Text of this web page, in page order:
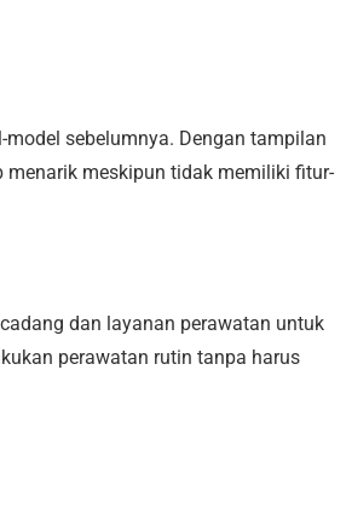
sebelumnya. Dengan tampilan
meskipun tidak memiliki fitur-
dan layanan perawatan untuk
perawatan rutin tanpa harus